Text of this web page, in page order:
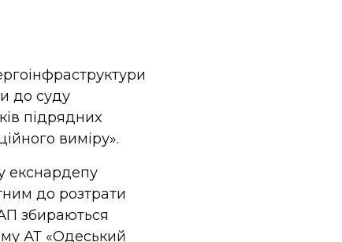
до суду
підрядних
виміру».
екснардепу
до розтрати
збираються
АТ «Одеський